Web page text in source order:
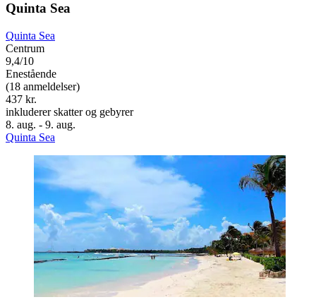
Quinta Sea
Quinta Sea
Centrum
9,4/10
Enestående
(18 anmeldelser)
437 kr.
inkluderer skatter og gebyrer
8. aug. - 9. aug.
Quinta Sea